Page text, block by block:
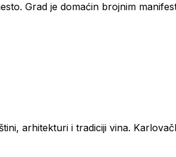
Grad je domaćin brojnim
arhitekturi i tradiciji vina.